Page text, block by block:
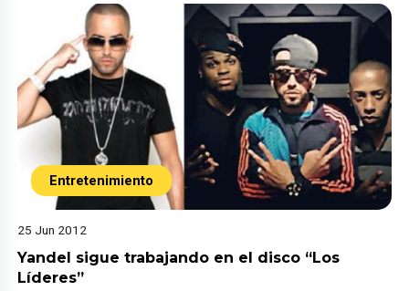
Entretenimiento
25 Jun 2012
Yandel sigue trabajando en el disco “Los
Líderes”